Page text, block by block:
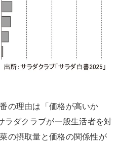
の理由は「価格が高いか
ラダクラブが一般生活者を対
の摂取量と価格の関係性が